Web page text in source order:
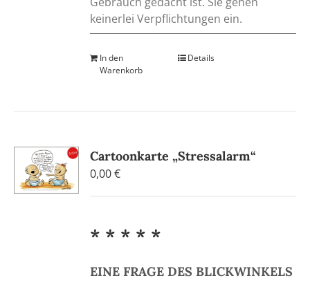
keinerlei Verpflichtungen ein.
In den
Warenkorb
Details
Cartoonkarte „Stressalarm“
0,00€
* * * * *
EINE FRAGE DES BLICKWINKELS